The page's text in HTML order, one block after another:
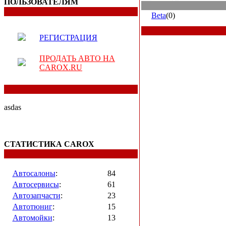
ПОЛЬЗОВАТЕЛЯМ
РЕГИСТРАЦИЯ
ПРОДАТЬ АВТО НА
CAROX.RU
asdas
СТАТИСТИКА CAROX
Автосалоны:
84
Автосервисы:
61
Автозапчасти:
23
Автотюниг:
15
Автомойки:
13
Beta(0)